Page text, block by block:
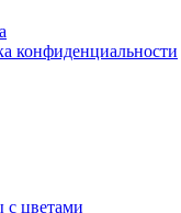
конфиденциальности
с цветами